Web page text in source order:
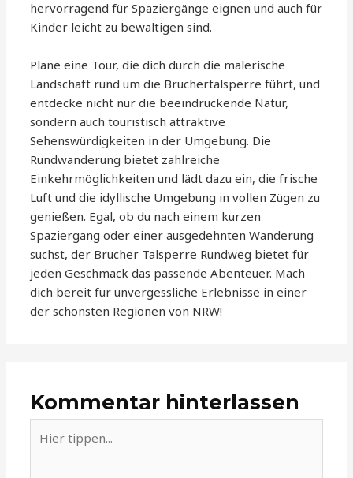
hervorragend für Spaziergänge eignen und auch für
Kinder leicht zu bewältigen sind.
Plane eine Tour, die dich durch die malerische
Landschaft rund um die Bruchertalsperre führt, und
entdecke nicht nur die beeindruckende Natur,
sondern auch touristisch attraktive
Sehenswürdigkeiten in der Umgebung. Die
Rundwanderung bietet zahlreiche
Einkehrmöglichkeiten und lädt dazu ein, die frische
Luft und die idyllische Umgebung in vollen Zügen zu
genießen. Egal, ob du nach einem kurzen
Spaziergang oder einer ausgedehnten Wanderung
suchst, der Brucher Talsperre Rundweg bietet für
jeden Geschmack das passende Abenteuer. Mach
dich bereit für unvergessliche Erlebnisse in einer
der schönsten Regionen von NRW!
Kommentar hinterlassen
tippen...